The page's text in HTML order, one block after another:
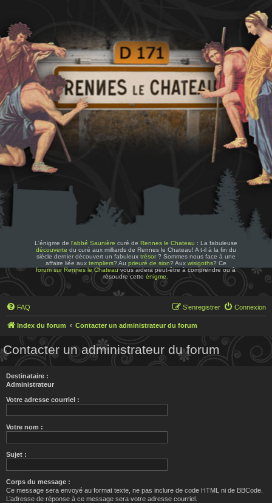
L'énigme de l'abbé Saunière curé de Rennes le Chateau : La fabuleuse
découverte du curé aux milliards de Rennes le Chateau! A t-il à la fin du
siècle dernier découvert un fabuleux trésor? Sommes nous face à une
affaire liée aux templiers? Au prieuré de sion? Aux wisigoths? Ce
forum sur Rennes le Chateauvous aidera peut-être à comprendre ou à
résoudre cetteénigme
FAQ Connexion
S’enregistrer
Index du forum Contacter un administrateur du forum
Contacter un administrateur du forum
Destinataire :
Administrateur
Votre adresse courriel :
Votre nom :
Sujet :
Corps du message :
Ce message sera envoyé au format texte, ne pas inclure de code HTML ni de BBCode.
L’adresse de réponse à ce message sera votre adresse courriel.